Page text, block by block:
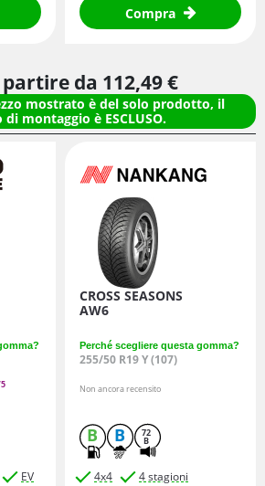
Compra
da 112,49€
mostrato è del solo prodotto, il
di montaggio è ESCLUSO.
EV
CROSS SEASONS
AW6
Perché scegliere questa gomma?
255/50 R19 Y (107)
Non ancora recensito
B B 72
B
4x4
4 stagioni